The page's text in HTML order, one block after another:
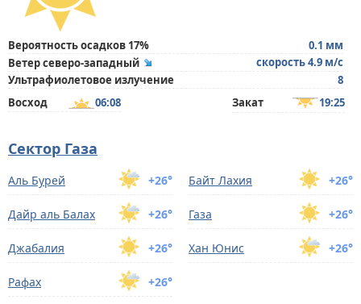
Вероятность осадков 17%
0.1 мм
Ветер северо-западный
скорость 4.9 м/с
Ультрафиолетовое излучение
8
Восход
06:08 Закат 19:25
Сектор Газа
+26°
Аль Бурей +26°
Байт Лахия
+26°
Дайр аль Балах +26°
Газа
+26°
Джабалия +26°
Хан Юнис
+26°
Рафах